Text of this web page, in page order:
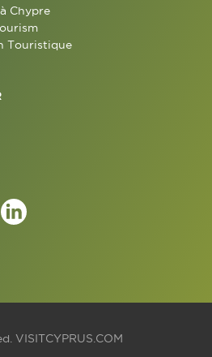
Chypre
Touristique
VISITCYPRUS.COM